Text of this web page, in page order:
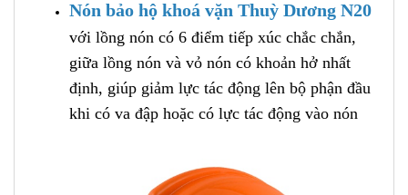
Nón bảo hộ khoá vặn Thuỳ Dương N20
với lồng nón có 6 điểm tiếp xúc chắc chắn,
giữa lồng nón và vỏ nón có khoản hở nhất
định, giúp giảm lực tác động lên bộ phận đầu
khi có va đập hoặc có lực tác động vào nón